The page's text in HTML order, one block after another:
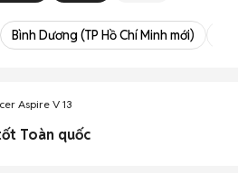
Bình Dương (TP Hồ Chí Minh mới)
Aspire V 13
Toàn quốc